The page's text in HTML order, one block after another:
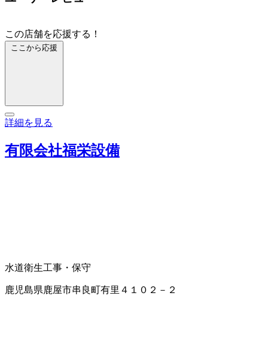
この店舗を応援する！
ここから応援
詳細を見る
有限会社福栄設備
水道衛生工事・保守
鹿児島県鹿屋市串良町有里４１０２－２